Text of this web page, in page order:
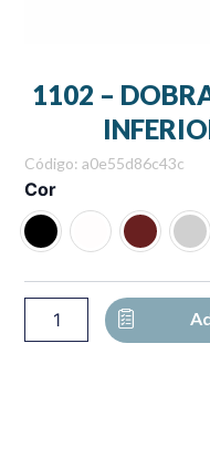
1102 –
Código: a0e55d86c43c
Cor
1102
DOBRADIÇA
PIVOTANTE
PARA
1014
quantity